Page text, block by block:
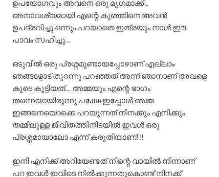
ഉപയോഗവും അവനെ ഒരു മൃഗമാക്കി..
അനാവശ്യമായി എന്റെ കുഞ്ഞിനെ അവൻ
ഉപദ്രവിച്ചു ഒന്നും പറയാതെ ഇത്രയും നാൾ ഈ
പാവം സഹിച്ചു…
ഒടുവിൽ ഒരു പ്രശ്നമുണ്ടായപ്പോഴാണ് എല്ലാം
ഞങ്ങളോട് തുറന്നു പറഞ്ഞത് അന്ന് ഞാനാണ് അവളെ
കൂടെ കൂട്ടിയത്… അമ്മയും എന്റെ ഭാഗം
തന്നെയായിരുന്നു പക്ഷേ ഇപ്പോൾ അമ്മ
ഇങ്ങനെയൊക്കെ പറയുന്നത് നിനക്കും എനിക്കും
തമ്മിലുള്ള ജീവിതത്തിനിടയിൽ ഇവൾ ഒരു
പ്രശ്നമായാലോ എന്ന് കരുതിയാണ്!!!
ഇനി എനിക്ക് അറിയേണ്ടത് നിന്റെ വായിൽ നിന്നാണ്
പറ ഇവൾ ഇവിടെ നിൽക്കുന്നതുകൊണ്ട് നിനക്ക്